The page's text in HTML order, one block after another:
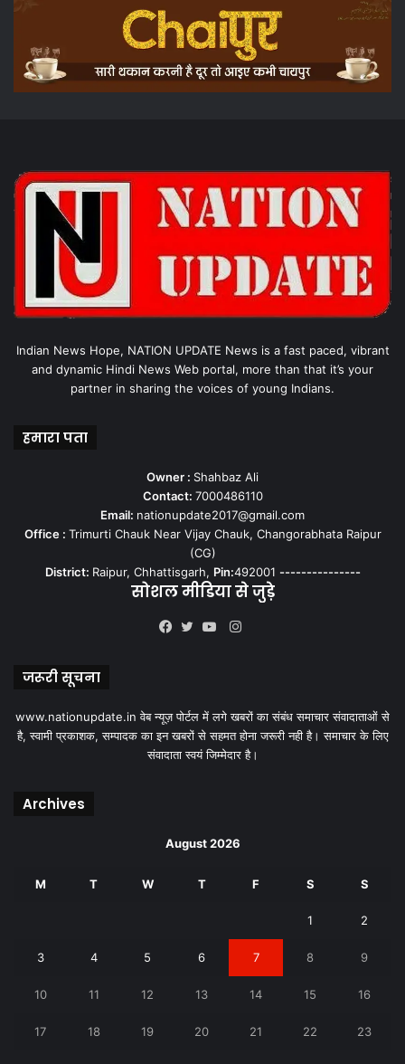
Indian News Hope, NATION UPDATE News is a fast paced, vibrant
and dynamic Hindi News Web portal, more than that it’s your
partner in sharing the voices of young Indians.
हमारा पता
Owner : Shahbaz Ali
Contact: 7000486110
Email: nationupdate2017@gmail.com
Office : Trimurti Chauk Near Vijay Chauk, Changorabhata Raipur
(CG)
District: Raipur, Chhattisgarh, Pin:492001 ---------------
सोशल मीडिया से जुड़े
Instagram
जरूरी सूचना
www.nationupdate.in वेब न्यूज़ पोर्टल में लगे खबरों का संबंध समाचार संवादाताओं से
है, स्वामी प्रकाशक, सम्पादक का इन खबरों से सहमत होना जरूरी नही है। समाचार के लिए
संवादाता स्वयं जिम्मेदार है।
Archives
August 2026
M T W T F S S
1 2
3 4 5 6 7 8 9
10 11 12 13 14 15 16
17 18 19 20 21 22 23